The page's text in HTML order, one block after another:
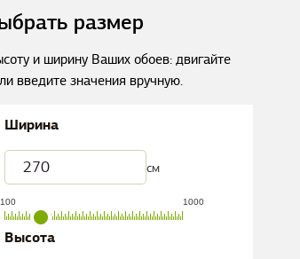
размер
и ширину Ваших обоев: двигайте
введите значения вручную.
Ширина
см
100 1000
Высота